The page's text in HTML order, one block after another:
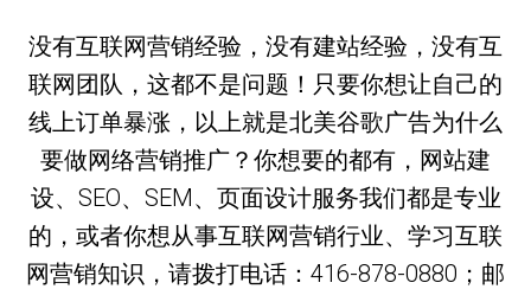
没有互联网营销经验，没有建站经验，没有互
联网团队，这都不是问题！只要你想让自己的
线上订单暴涨，以上就是北美谷歌广告为什么
要做网络营销推广？你想要的都有，网站建
设、SEO、SEM、页面设计服务我们都是专业
的，或者你想从事互联网营销行业、学习互联
网营销知识，请拨打电话：416-878-0880；邮